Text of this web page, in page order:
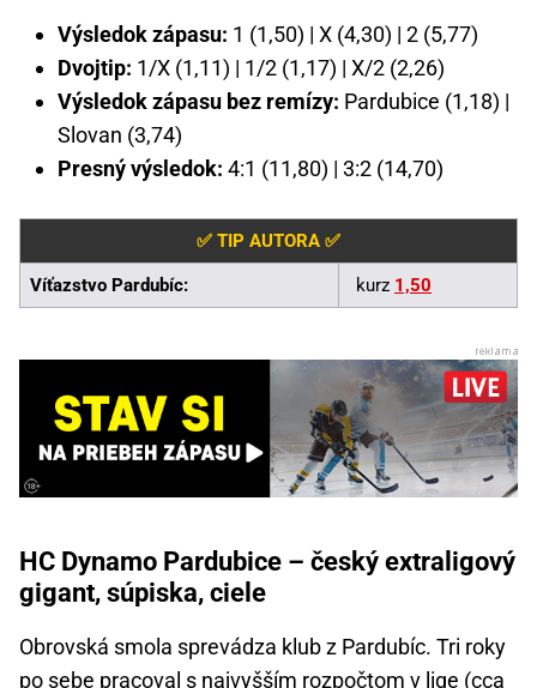
Výsledok zápasu: 1 (1,50) | X (4,30) | 2 (5,77)
Dvojtip: 1/X (1,11) | 1/2 (1,17) | X/2 (2,26)
Výsledok zápasu bez remízy: Pardubice (1,18) |
Slovan (3,74)
Presný výsledok: 4:1 (11,80) | 3:2 (14,70)
✅ TIP AUTORA ✅
Víťazstvo Pardubíc: kurz 1,50
HC Dynamo Pardubice – český extraligový
gigant, súpiska, ciele
Obrovská smola sprevádza klub z Pardubíc. Tri roky
po sebe pracoval s najvyšším rozpočtom v lige (cca